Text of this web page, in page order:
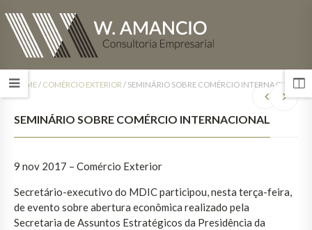
HOME/ COMÉRCIO EXTERIOR / SEMINÁRIO SOBRE COMÉRCIO INTERNACIONAL
SEMINÁRIO SOBRE COMÉRCIO INTERNACIONAL
9 nov 2017 – Comércio Exterior
Secretário-executivo do MDIC participou, nesta terça-feira,
de evento sobre abertura econômica realizado pela
Secretaria de Assuntos Estratégicos da Presidência da